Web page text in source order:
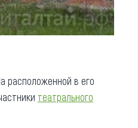
расположенной в его
театрального